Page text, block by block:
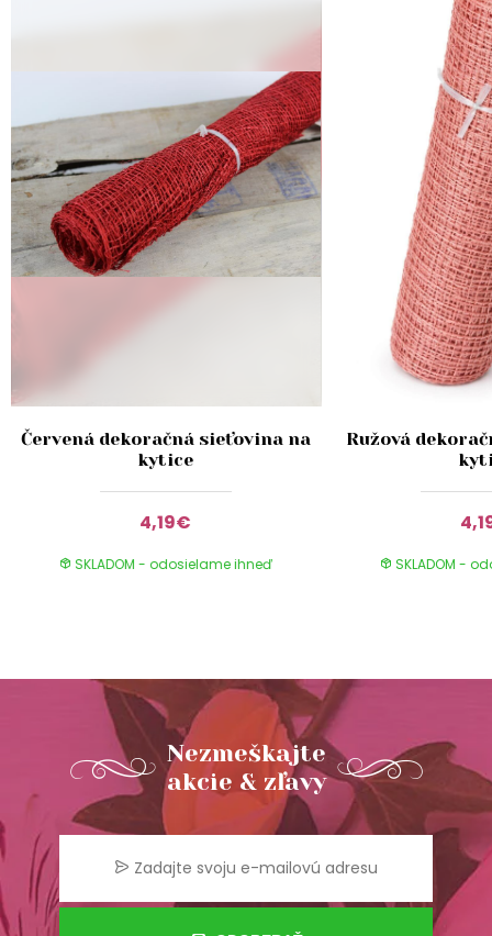
Červená dekoračná sieťovina na
kytice
4,19€
SKLADOM - odosielame ihneď
Ružová
SKLADOM -
Nezmeškajte
akcie & zľavy